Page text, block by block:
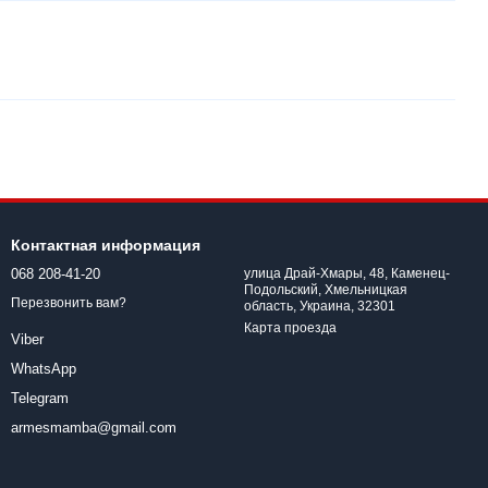
Контактная информация
068 208-41-20
Перезвонить вам?
Viber
WhatsApp
Telegram
armesmamba@gmail.com
улица Драй-Хмары, 48, Каменец-
Подольский, Хмельницкая
область, Украина, 32301
Карта проезда